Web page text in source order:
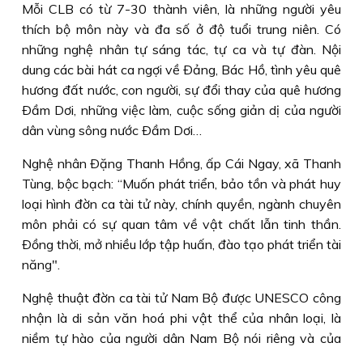
Mỗi CLB có từ 7-30 thành viên, là những người yêu
thích bộ môn này và đa số ở độ tuổi trung niên. Có
những nghệ nhân tự sáng tác, tự ca và tự đàn. Nội
dung các bài hát ca ngợi về Ðảng, Bác Hồ, tình yêu quê
hương đất nước, con người, sự đổi thay của quê hương
Ðầm Dơi, những việc làm, cuộc sống giản dị của người
dân vùng sông nước Ðầm Dơi…
Nghệ nhân Ðặng Thanh Hồng, ấp Cái Ngay, xã Thanh
Tùng, bộc bạch: “Muốn phát triển, bảo tồn và phát huy
loại hình đờn ca tài tử này, chính quyền, ngành chuyên
môn phải có sự quan tâm về vật chất lẫn tinh thần.
Ðồng thời, mở nhiều lớp tập huấn, đào tạo phát triển tài
năng".
Nghệ thuật đờn ca tài tử Nam Bộ được UNESCO công
nhận là di sản văn hoá phi vật thể của nhân loại, là
niềm tự hào của người dân Nam Bộ nói riêng và của